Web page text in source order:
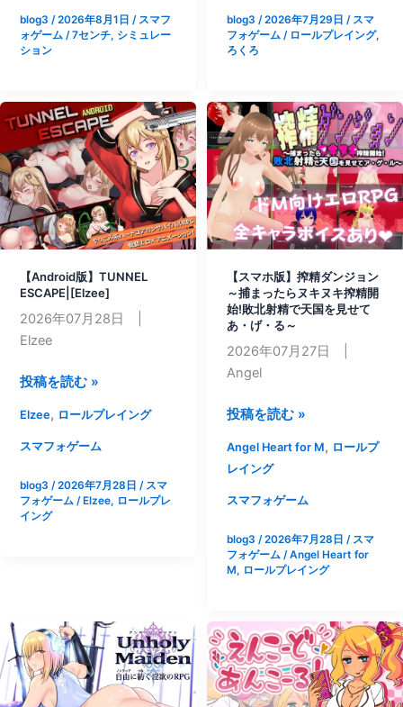
末
シ
タ
ー
性
活|
[7
セ
ン
blog3 /2026年8月1日 / スマフ
ォゲーム/7センチ, シミュレー
ション
が
弱
い
で
す
か?
|
[ろ
く
blog3 /2026年7月29日 / スマ
フォゲーム/ ロールプレイング,
ろくろ
【Android版】TUNNEL
ESCAPE|[Elzee]
2026年07月28日 |
Elzee
【Android
TUNNEL
ESCAPE|
投稿を読む »
Elzee, ロールプレイング
スマフォゲーム
blog3 /2026年7月28日 / スマ
フォゲーム/ Elzee, ロールプレ
イング
【スマホ版】搾精ダンジョン
～捕まったらヌキヌキ搾精開
始!敗北射精で天国を見せて
あ・げ・る～
2026年07月27日 |
Angel
【ス
ホ
版】
搾
ダ
ン
ン
～
捕
ま
投稿を読む »
Angel Heart for M, ロールプ
レイング
スマフォゲーム
blog3 /2026年7月28日 / スマ
フォゲーム/Angel Heart for
M, ロールプレイング